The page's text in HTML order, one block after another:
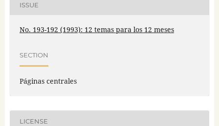
ISSUE
No. 193-192 (1993): 12 temas para los 12 meses
SECTION
Páginas centrales
LICENSE